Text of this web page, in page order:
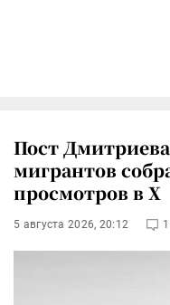
Пост
мигрантов
просмотров в X
5 августа 2026, 20:12